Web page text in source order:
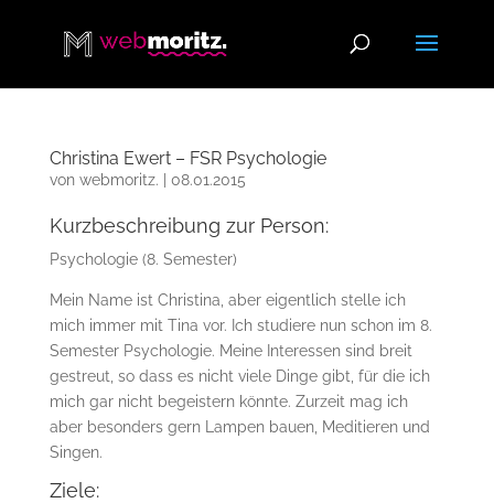
Christina Ewert – FSR Psychologie
von webmoritz. 08.01.2015
Kurzbeschreibung zur Person:
Psychologie (8. Semester)
Mein Name ist Christina, aber eigentlich stelle ich
mich immer mit Tina vor. Ich studiere nun schon im 8.
Semester Psychologie. Meine Interessen sind breit
gestreut, so dass es nicht viele Dinge gibt, für die ich
mich gar nicht begeistern könnte. Zurzeit mag ich
aber besonders gern Lampen bauen, Meditieren und
Singen.
Ziele: